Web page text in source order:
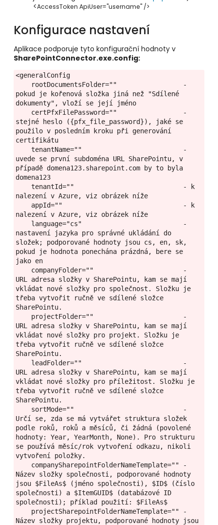
<AccessToken ApiUser="username" />
Konfigurace nastavení
Aplikace podporuje tyto konfigurační hodnoty v
SharePointConnector.exe.config:
<generalConfig
pokud je kořenová složka jiná než "Sdílené
dokumenty", vloží se její jméno
stejné heslo ({pfx_file_password}), jaké se
použilo v posledním kroku při generování
certifikátu
    tenantName=""                          -
uvede se první subdoména URL SharePointu, v
případě domena123.sharepoint.com by to byla
domena123
    tenantId=""                            - k
nalezení v Azure, viz obrázek níže
nalezení v Azure, viz obrázek níže
nastavení jazyka pro správné ukládání do
složek; podporované hodnoty jsou cs, en, sk,
pokud je hodnota ponechána prázdná, bere se
jako en
URL adresa složky v SharePointu, kam se mají
vkládat nové složky pro společnost. Složku je
třeba vytvořit ručně ve sdílené složce
SharePointu.
URL adresa složky v SharePointu, kam se mají
vkládat nové složky pro projekt. Složku je
třeba vytvořit ručně ve sdílené složce
SharePointu.
URL adresa složky v SharePointu, kam se mají
vkládat nové složky pro příležitost. Složku je
třeba vytvořit ručně ve sdílené složce
SharePointu.
Určí se, zda se má vytvářet struktura složek
podle roků, roků a měsíců, či žádná (povolené
hodnoty: Year, YearMonth, None). Pro strukturu
se používá měsíc/rok vytvoření odkazu, nikoli
vytvoření položky.
Název složky společnosti, podporované hodnoty
jsou $FileAs$ (jméno společnosti), $ID$ (číslo
společnosti) a $ItemGUID$ (databázové ID
společnosti); příklad použití: $FileAs$
Název složky projektu, podporované hodnoty jsou